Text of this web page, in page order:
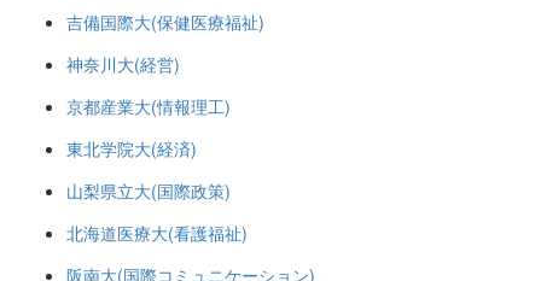
吉備国際大(保健医療福祉)
神奈川大(経営)
京都産業大(情報理工)
東北学院大(経済)
山梨県立大(国際政策)
北海道医療大(看護福祉)
阪南大(国際コミュニケーション)